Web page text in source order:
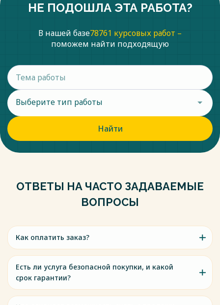
НЕ ПОДОШЛА ЭТА РАБОТА?
В нашей базе78761 курсовых работ –
поможем найти подходящую
Выберите тип работы
Найти
ОТВЕТЫ НА ЧАСТО ЗАДАВАЕМЫЕ
ВОПРОСЫ
Как оплатить заказ?
Есть ли услуга безопасной покупки, и какой
срок гарантии?